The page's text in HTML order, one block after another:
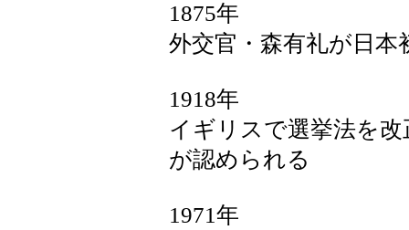
1875年
外交官・森有礼が日本
1918年
イギリスで選挙法を
が認められる
1971年